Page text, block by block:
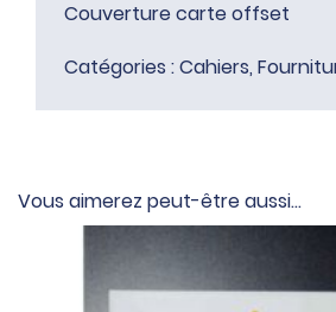
Couverture carte offset
Catégories :Cahiers,
Vous aimerez peut-être aussi…